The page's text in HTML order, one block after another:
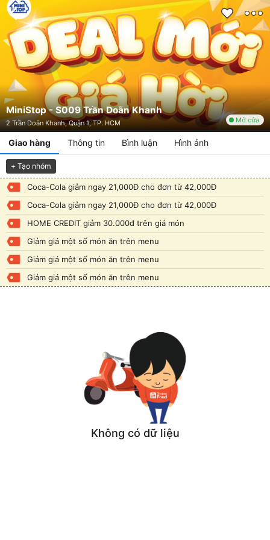
MiniStop - S009 Trần Doãn Khanh
2 Trần Doãn Khanh, Quận 1, TP. HCM Mở cửa
Giao hàng Thông tin Bình luận Hình ảnh
+ Tạo nhóm
Coca-Cola giảm ngay 21,000Đ cho đơn từ 42,000Đ
Coca-Cola giảm ngay 21,000Đ cho đơn từ 42,000Đ
HOME CREDIT giảm 30.000đ trên giá món
Giảm giá một số món ăn trên menu
Giảm giá một số món ăn trên menu
Giảm giá một số món ăn trên menu
Không có dữ liệu